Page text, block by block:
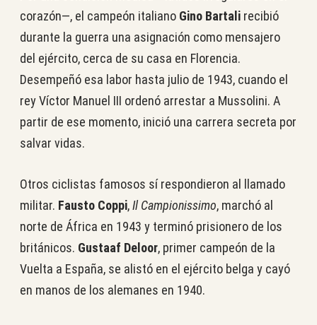
corazón—, el campeón italiano Gino Bartali recibió
durante la guerra una asignación como mensajero
del ejército, cerca de su casa en Florencia.
Desempeñó esa labor hasta julio de 1943, cuando el
rey Víctor Manuel III ordenó arrestar a Mussolini. A
partir de ese momento, inició una carrera secreta por
salvar vidas.
Otros ciclistas famosos sí respondieron al llamado
militar. Fausto Coppi,Il Campionissimo, marchó al
norte de África en 1943 y terminó prisionero de los
británicos. Gustaaf Deloor, primer campeón de la
Vuelta a España, se alistó en el ejército belga y cayó
en manos de los alemanes en 1940.